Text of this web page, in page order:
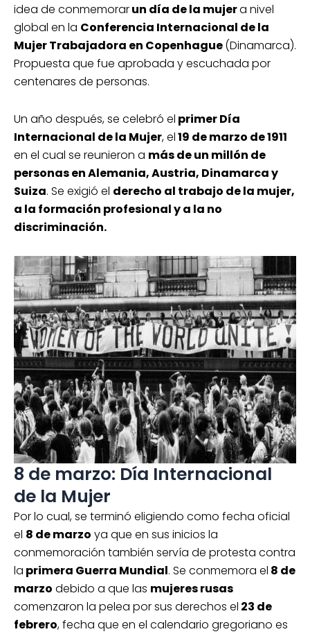
idea de conmemorarun día de la mujera nivel
global en la Conferencia Internacional de la
Mujer Trabajadora en Copenhague(Dinamarca).
Propuesta que fue aprobada y escuchada por
centenares de personas.
Un año después, se celebró el primer Día
Internacional de la Mujer, el19 de marzo de 1911
en el cual se reunieron a más de un millón de
personas en Alemania, Austria, Dinamarca y
Suiza. Se exigió el derecho al trabajo de la mujer,
a la formación profesional y a la no
discriminación.
8 de marzo: Día Internacional
de la Mujer
Por lo cual, se terminó eligiendo como fecha oficial
el 8 de marzo ya que en sus inicios la
conmemoración también servía de protesta contra
la primera Guerra Mundial. Se conmemora el 8 de
marzo debido a que las mujeres rusas
comenzaron la pelea por sus derechos el 23 de
febrero, fecha que en el calendario gregoriano es